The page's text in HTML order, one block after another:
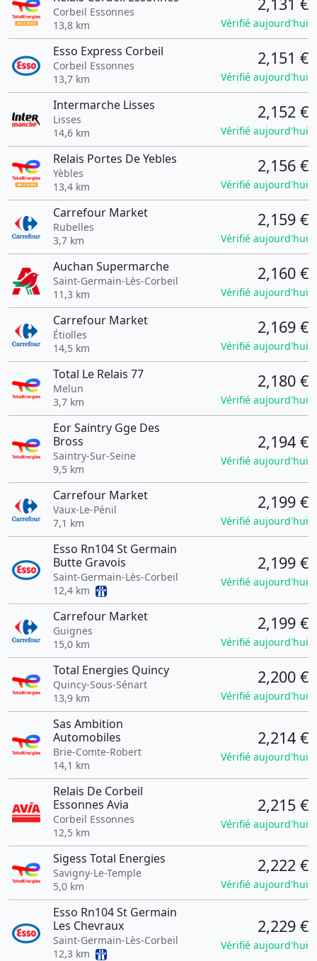
Corbeil Essonnes
13,8 km
Vérifié aujourd'hui
Esso Express Corbeil
Corbeil Essonnes
13,7 km
2,151 €
Vérifié aujourd'hui
Intermarche Lisses
Lisses
14,6 km
2,152 €
Vérifié aujourd'hui
Relais Portes De Yebles
Yèbles
13,4 km
2,156 €
Vérifié aujourd'hui
Carrefour Market
Rubelles
3,7 km
2,159 €
Vérifié aujourd'hui
Auchan Supermarche
Saint-Germain-Lès-Corbeil
11,3 km
2,160 €
Vérifié aujourd'hui
Carrefour Market
Étiolles
14,5 km
2,169 €
Vérifié aujourd'hui
Total Le Relais 77
Melun
3,7 km
2,180 €
Vérifié aujourd'hui
Eor Saintry Gge Des
Bross
Saintry-Sur-Seine
9,5 km
2,194 €
Vérifié aujourd'hui
Carrefour Market
Vaux-Le-Pénil
7,1 km
2,199 €
Vérifié aujourd'hui
Esso Rn104 St Germain
Butte Gravois
Saint-Germain-Lès-Corbeil
12,4 km
2,199 €
Vérifié aujourd'hui
Carrefour Market
Guignes
15,0 km
2,199 €
Vérifié aujourd'hui
Total Energies Quincy
Quincy-Sous-Sénart
13,9 km
2,200 €
Vérifié aujourd'hui
Sas Ambition
Automobiles
Brie-Comte-Robert
14,1 km
2,214 €
Vérifié aujourd'hui
Relais De Corbeil
Essonnes Avia
Corbeil Essonnes
12,5 km
2,215 €
Vérifié aujourd'hui
Sigess Total Energies
Savigny-Le-Temple
5,0 km
2,222 €
Vérifié aujourd'hui
Esso Rn104 St Germain
Les Chevraux
Saint-Germain-Lès-Corbeil
12,3 km
2,229 €
Vérifié aujourd'hui